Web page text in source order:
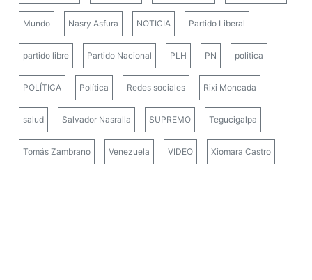
Mundo Nasry Asfura NOTICIA Partido Liberal
partido libre Partido Nacional PLH PN politica
POLÍTICA Política Redes sociales Rixi Moncada
salud Salvador Nasralla SUPREMO Tegucigalpa
Tomás Zambrano Venezuela VIDEO Xiomara Castro